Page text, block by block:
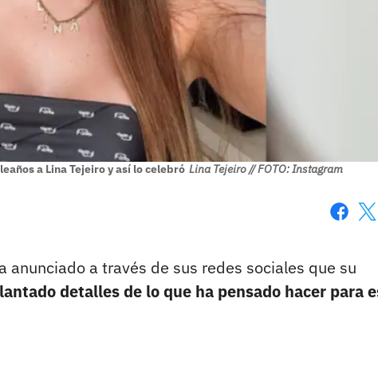
a Lina Tejeiro y así lo celebró Lina Tejeiro // FOTO: Instagram
anunciado a través de sus redes sociales que su
detalles de lo que ha pensado hacer para